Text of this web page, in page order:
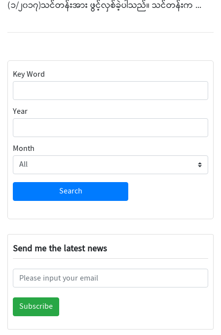
(၁/၂၀၁၇)သင်တန်းအား ဖွင့်လှစ်ခဲ့ပါသည်။ သင်တန်းက ...
Key Word
Year
Month
Send me the latest news